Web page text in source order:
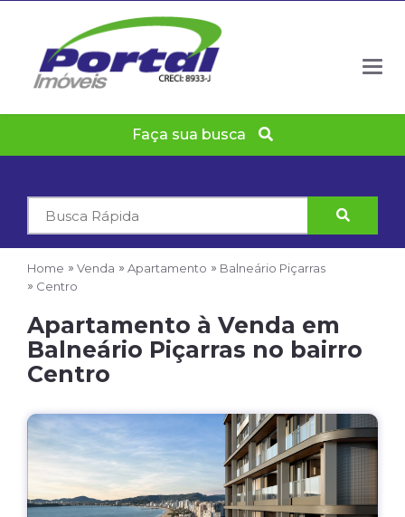
Faça sua busca
Home Venda Apartamento
Balneário Piçarras
Centro
Apartamento à Venda em
Balneário Piçarras no bairro
Centro